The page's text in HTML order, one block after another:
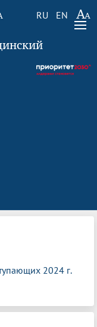
RU EN
2024 г.